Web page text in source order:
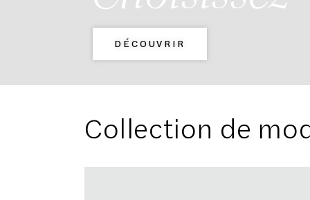
DÉCOUVRIR
Collection de